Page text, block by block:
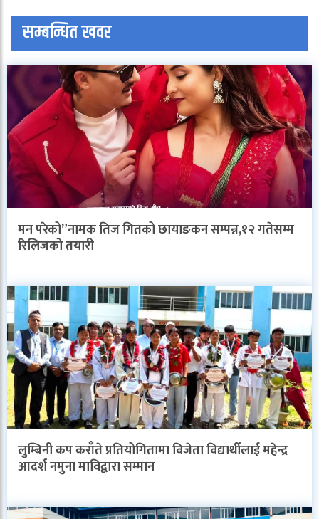
सम्बन्धित खवर
मन परेको”नामक तिज गितको छायाङकन सम्पन्न,१२ गतेसम्म
रिलिजको तयारी
लुम्बिनी कप कराँते प्रतियोगितामा विजेता विद्यार्थीलाई महेन्द्र
आदर्श नमुना माविद्वारा सम्मान